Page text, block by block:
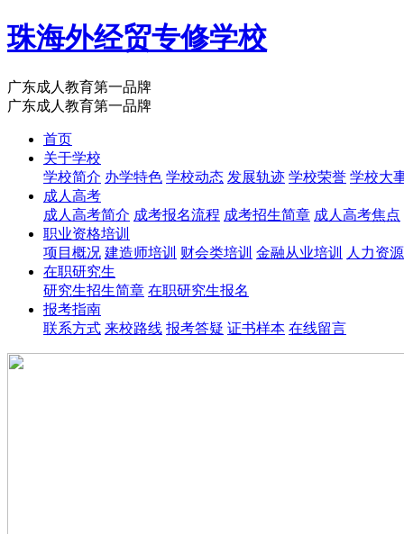
珠海外经贸专修学校
广东成人教育第一品牌
广东成人教育第一品牌
首页
关于学校
学校简介 办学特色 学校动态 发展轨迹 学校荣誉 学校大
成人高考
成人高考简介 成考报名流程 成考招生简章 成人高考焦点
职业资格培训
项目概况 建造师培训 财会类培训 金融从业培训
人力资
在职研究生
研究生招生简章 在职研究生报名
报考指南
联系方式 来校路线 报考答疑 证书样本 在线留言